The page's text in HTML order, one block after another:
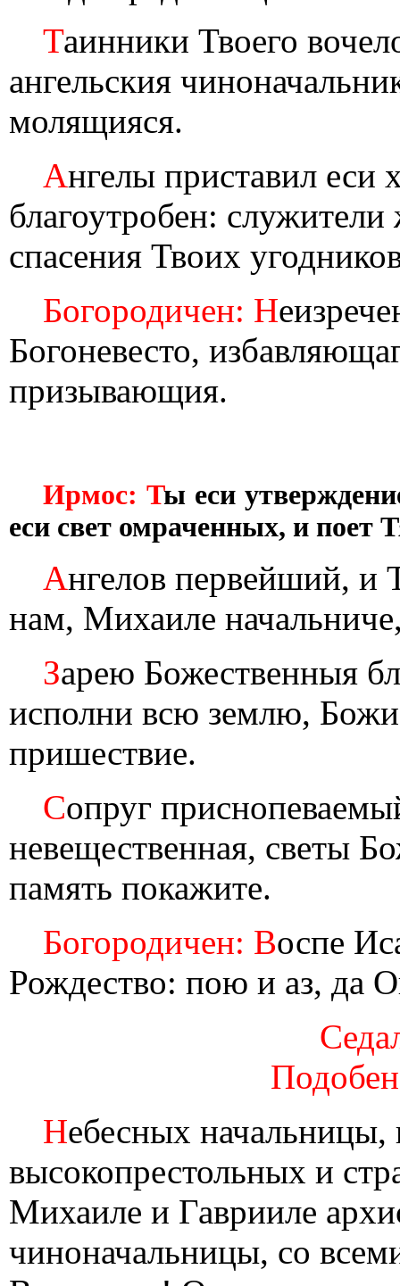
Таинники Твоего
ангельския
молящияся.
Ангелы приставил еси
благоутробен:
спасения Твоих
Богородичен: Н
Богоневесто,
призывающия.
Ирмос: Ты еси
еси свет омраченных, и поет
Ангелов первейший, и
нам, Михаиле
Зарею Божественныя
исполни всю землю,
пришествие.
Сопруг
невещественная, светы
память покажите.
Богородичен: Воспе
Рождество: пою и аз, да
Небесных начальницы,
высокопрестольных и
Михаиле и Гаврииле
чиноначальницы, со